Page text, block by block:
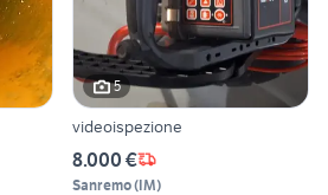
5
videoispezione
8.000 €
Sanremo(IM)